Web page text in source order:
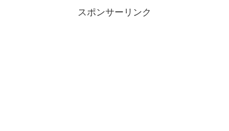
スポンサーリンク